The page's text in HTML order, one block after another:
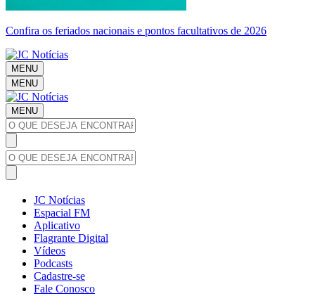
Confira os feriados nacionais e pontos facultativos de 2026
MENU
MENU
MENU
JC Notícias
Espacial FM
Aplicativo
Flagrante Digital
Vídeos
Podcasts
Cadastre-se
Fale Conosco